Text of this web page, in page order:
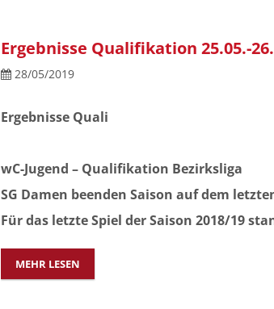
Ergebnisse Qualifikation 25.05.-
28/05/2019
Ergebnisse Quali
wC-Jugend – Qualifikation Bezirksliga
SG Damen beenden Saison auf dem
Für das letzte Spiel der Saison 2018/19
MEHR LESEN